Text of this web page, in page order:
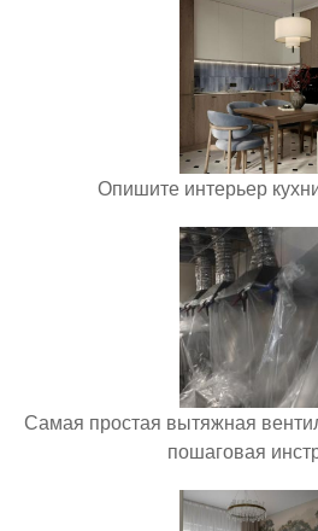
Опишите интерьер
Самая простая вытяжная
пошаговая